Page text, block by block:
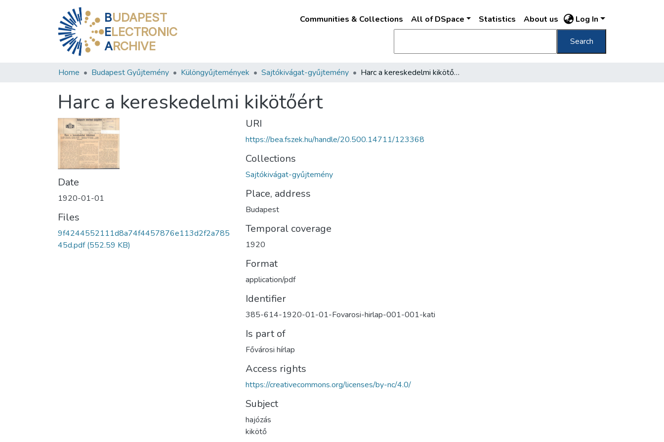
BUDAPEST
ELECTRONIC
ARCHIVE
Communities & Collections All of DSpace Statistics About us Log In
Search
Home Budapest Gyűjtemény Különgyűjtemények Sajtókivágat-gyűjtemény Harc a kereskedelmi kikötőért
Harc a kereskedelmi kikötőért
Date
1920-01-01
Files
9f4244552111d8a74f4457876e113d2f2a785
45d.pdf(552.59 KB)
URI
https://bea.fszek.hu/handle/20.500.14711/123368
Collections
Sajtókivágat-gyűjtemény
Place, address
Budapest
Temporal coverage
1920
Format
application/pdf
Identifier
385-614-1920-01-01-Fovarosi-hirlap-001-001-kati
Is part of
Fővárosi hírlap
Access rights
https://creativecommons.org/licenses/by-nc/4.0/
Subject
hajózás
kikötő